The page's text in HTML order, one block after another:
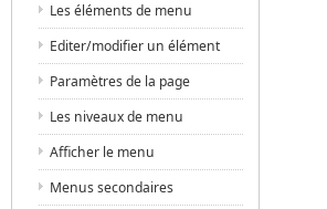
Les éléments de menu
Editer/modifier un élément
Paramètres de la page
Les niveaux de menu
Afficher le menu
Menus secondaires